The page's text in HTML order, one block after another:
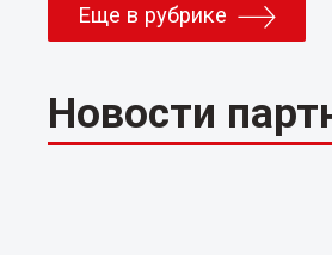
Еще в рубрике
Новости